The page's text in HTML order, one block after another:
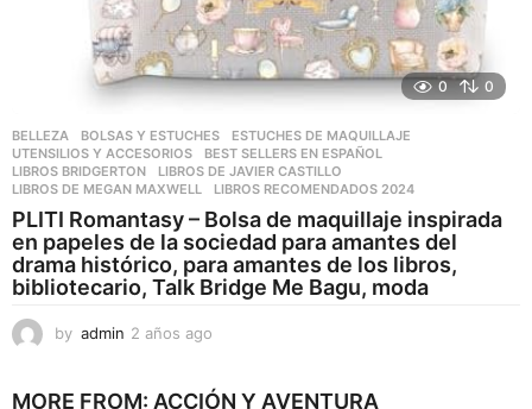
0 0
BELLEZA ,BOLSAS Y ESTUCHES ,ESTUCHES DE MAQUILLAJE
UTENSILIOS Y ACCESORIOS
BEST SELLERS EN ESPAÑOL
LIBROS BRIDGERTON
,LIBROS DE JAVIER CASTILLO
LIBROS DE MEGAN MAXWELL
,LIBROS RECOMENDADOS 2024
PLITI Romantasy – Bolsa de maquillaje inspirada
en papeles de la sociedad para amantes del
drama histórico, para amantes de los libros,
bibliotecario, Talk Bridge Me Bagu, moda
by admin 2 años ago
o
MORE FROM: ACCIÓN Y AVENTURA